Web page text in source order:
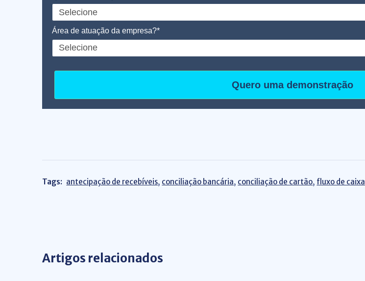
Área de atuação da empresa?*
Quero uma demonstração
Tags: antecipação de recebíveis, conciliação bancária, conciliação de cartão, fluxo de caixa
Artigos relacionados